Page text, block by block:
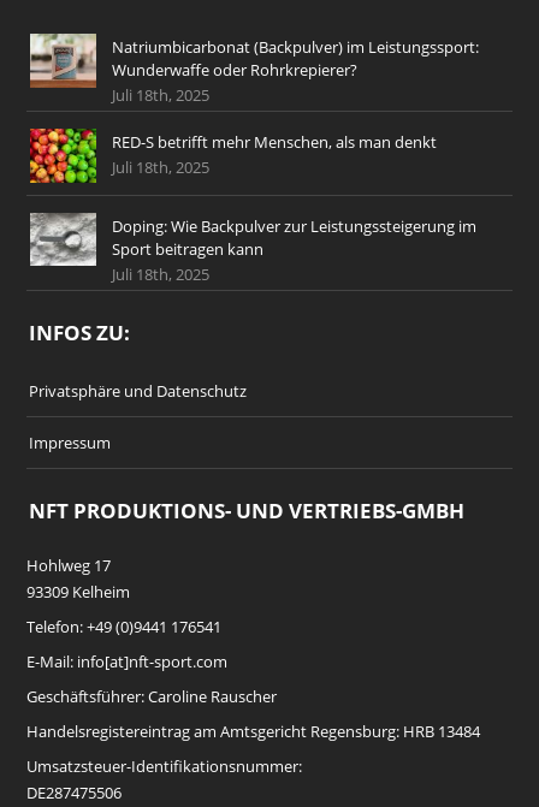
Natriumbicarbonat (Backpulver) im Leistungssport:
Wunderwaffe oder Rohrkrepierer?
Juli 18th, 2025
RED-S betrifft mehr Menschen, als man denkt
Juli 18th, 2025
Doping: Wie Backpulver zur Leistungssteigerung im
Sport beitragen kann
Juli 18th, 2025
INFOS ZU:
Privatsphäre und Datenschutz
Impressum
NFT PRODUKTIONS- UND VERTRIEBS-GMBH
Hohlweg 17
93309 Kelheim
Telefon: +49 (0)9441 176541
E-Mail: info[at]nft-sport.com
Geschäftsführer: Caroline Rauscher
Handelsregistereintrag am Amtsgericht Regensburg: HRB 13484
Umsatzsteuer-Identifikationsnummer:
DE287475506